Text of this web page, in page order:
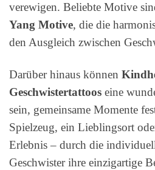
verewigen. Beliebte Motive
Yang Motive, die die
den Ausgleich zwischen
Darüber hinaus können
Geschwistertattoos eine
sein, gemeinsame Momente
Spielzeug, ein Lieblingsort
Erlebnis – durch die
Geschwister ihre einzigartige